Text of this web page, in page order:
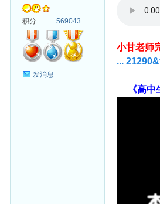
积分 569043
发消息
小甘老师
...
《高